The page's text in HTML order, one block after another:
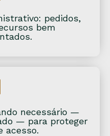
pedidos,
bem
necessário —
— para proteger
acesso.